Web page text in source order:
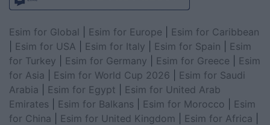
Esim for Global Esim for Europe
Esim for Caribbean
Esim for USA Esim for Italy Esim for Spain
Esim
for Turkey
Esim for Germany Esim for Greece
Esim
for Asia
Esim for World Cup 2026
Esim for Saudi
Arabia
Esim for Egypt
Esim for United Arab
Emirates
Esim for Balkans Esim for Morocco
Esim
for China
Esim for United Kingdom Esim for Africa